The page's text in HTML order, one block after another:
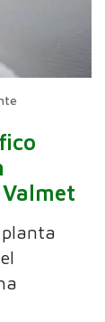
planta